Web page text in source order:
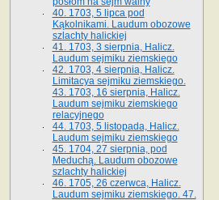
40. 1703, 5 lipca pod
Kąkolnikami. Laudum obozowe
szlachty halickiej
41­. 1703, 3 sierpnia, Halicz.
Laudum sejmiku ziemskiego
42. 1703, 4 sierpnia, Halicz.
Limitacya sejmiku ziemskiego.
43. 1703, 16 sierpnia, Halicz.
Laudum sejmiku ziemskiego
relacyjnego
44. 1703, 5 listopada, Halicz.
Laudum sejmiku ziemskiego
45. 1704, 27 sierpnia, pod
Meduchą. Laudum obozowe
szlachty halickiej
46. 1705, 26 czerwca, Halicz.
Laudum sejmiku ziemskiego. 47.